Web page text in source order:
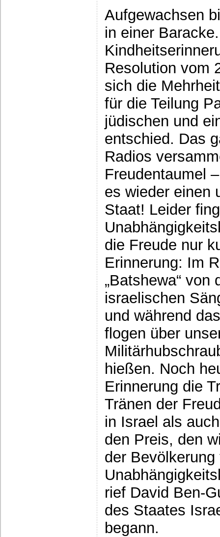
Aufgewachsen
in einer
Resolution vom
sich die
für die Teilung
jüdischen und
entschied. Das
Radios
Freudentaumel
es wieder einen
Staat! Leider
die Freude nur
Erinnerung: Im
„Batshewa“ von
israelischen
und während
flogen über
hießen. Noch
Erinnerung die
Tränen der
in Israel als
den Preis, den
der Bevölkerung
rief David Ben-
des Staates
begann.